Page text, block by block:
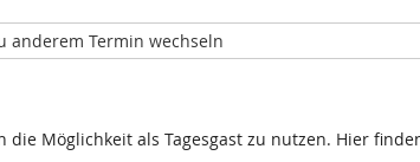
anderem Termin wechseln
Möglichkeit als Tagesgast zu nutzen. Hier